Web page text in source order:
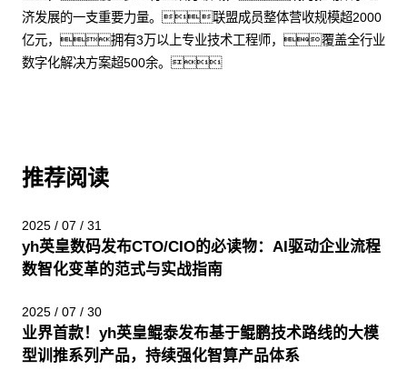
济发展的一支重要力量。联盟成员整体营收规模超2000
亿元，拥有3万以上专业技术工程师，覆盖全行业
数字化解决方案超500余。
推荐阅读
2025 / 07 / 31
yh英皇数码发布CTO/CIO的必读物：AI驱动企业流程
数智化变革的范式与实战指南
2025 / 07 / 30
业界首款！yh英皇鲲泰发布基于鲲鹏技术路线的大模
型训推系列产品，持续强化智算产品体系